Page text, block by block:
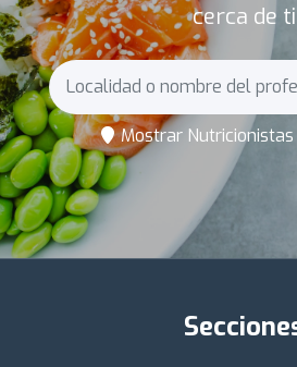
cerca de ti
Mostrar Nutricionistas